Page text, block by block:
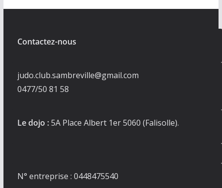
Contactez-nous
judo.club.sambreville@gmail.com
0477/50 81 58
Le dojo :5A Place Albert 1er 5060 (Falisolle).
N° entreprise : 0448475540